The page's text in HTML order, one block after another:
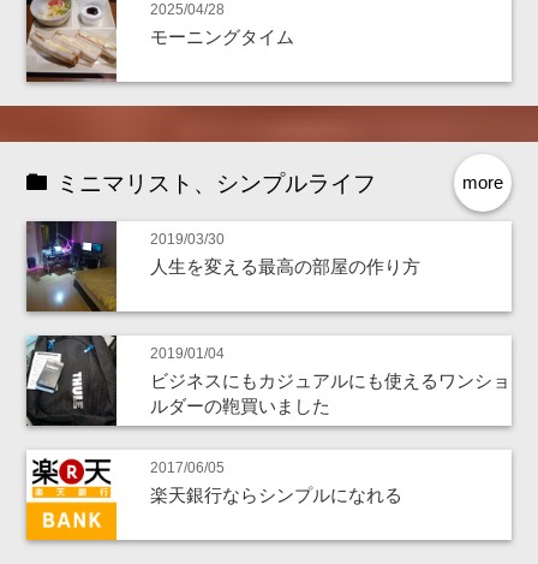
2025/04/28
モーニングタイム
more
ミニマリスト、シンプルライフ
2019/03/30
人生を変える最高の部屋の作り方
2019/01/04
ビジネスにもカジュアルにも使えるワンショ
ルダーの鞄買いました
2017/06/05
楽天銀行ならシンプルになれる